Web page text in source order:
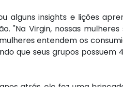
alguns insights e lições
"Na Virgin, nossas
entendem os
que seus grupos possuem